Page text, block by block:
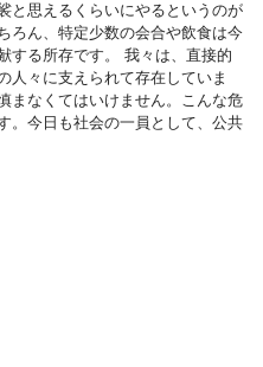
と思えるくらいにやるというのが
ろん、特定少数の会合や飲食は今
する所存です。
我々は、直接的
人々に支えられて存在していま
まなくてはいけません。こんな危
。今日も社会の一員として、公共